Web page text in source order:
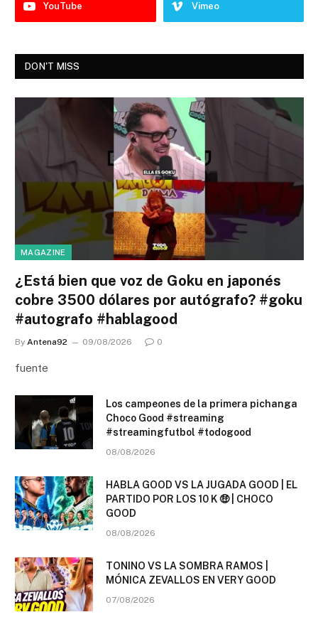
YouTube Vimeo
DON'T MISS
MAGAZINE
¿Está bien que voz de Goku en japonés
cobre 3500 dólares por autógrafo? #goku
#autografo #hablagood
By Antena92 09/08/2026 0
fuente
Los campeones de la primera pichanga
Choco Good #streaming
#streamingfutbol #todogood
08/08/2026
HABLA GOOD VS LA JUGADA GOOD | EL
PARTIDO POR LOS 10 K 🤑 | CHOCO
GOOD
08/08/2026
TONINO VS LA SOMBRA RAMOS |
MÓNICA ZEVALLOS EN VERY GOOD
07/08/2026